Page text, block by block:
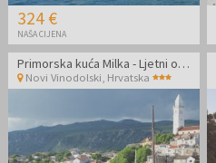
324 €
NAŠA CIJENA
Primorska kuća Milka - Ljetni odmor uz more
Novi Vinodolski, Hrvatska